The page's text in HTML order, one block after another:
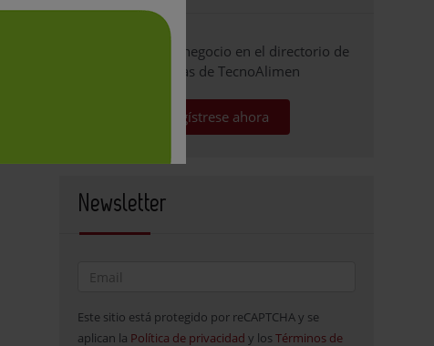
Promocione su negocio en el directorio de
empresas de TecnoAlimen
Regístrese ahora
Newsletter
Este sitio está protegido por reCAPTCHA y se
aplican la Política de privacidad y losTérminos de